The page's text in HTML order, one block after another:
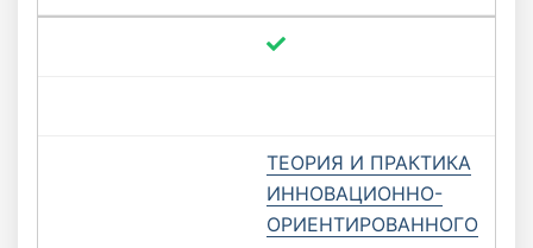
ТЕОРИЯ И ПРАКТИКА
ИННОВАЦИОННО-
ОРИЕНТИРОВАННОГО